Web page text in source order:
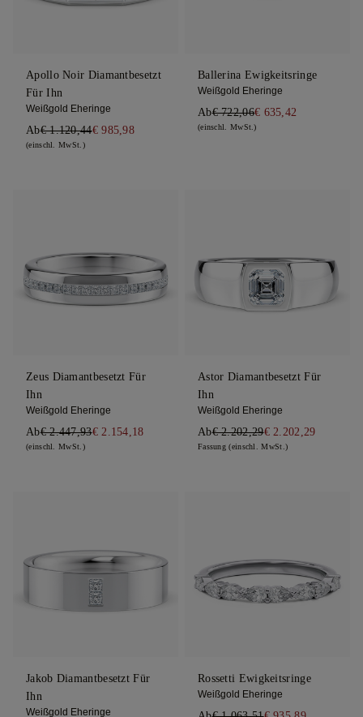
Apollo Noir Diamantbesetzt
Für Ihn
Weißgold Eheringe
Ab€ 1.120,44€ 985,98
(einschl. MwSt.)
Ballerina Ewigkeitsringe
Weißgold Eheringe
Ab€ 722,06€ 635,42
(einschl. MwSt.)
Zeus Diamantbesetzt Für
Ihn
Weißgold Eheringe
Ab€ 2.447,93€ 2.154,18
(einschl. MwSt.)
Astor Diamantbesetzt Für
Ihn
Weißgold Eheringe
Ab€ 2.202,29€ 2.202,29
Fassung (einschl. MwSt.)
Jakob Diamantbesetzt Für
Ihn
Weißgold Eheringe
Rossetti Ewigkeitsringe
Weißgold Eheringe